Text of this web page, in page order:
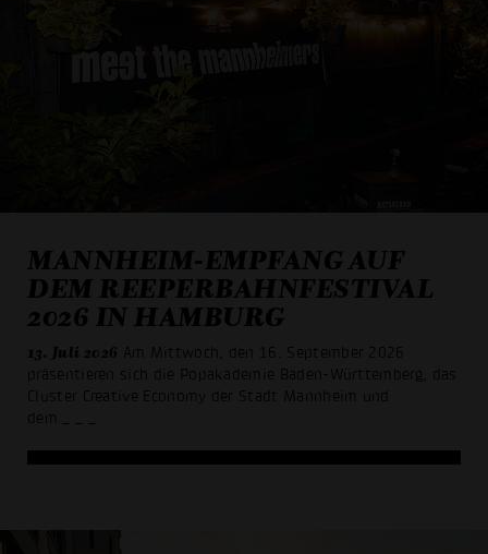
MANNHEIM-EMPFANG AUF
DEM REEPERBAHNFESTIVAL
2026 IN HAMBURG
13. Juli 2026 Am Mittwoch, den 16. September 2026
präsentieren sich die Popakademie Baden-Württemberg, das
Cluster Creative Economy der Stadt Mannheim und
dem